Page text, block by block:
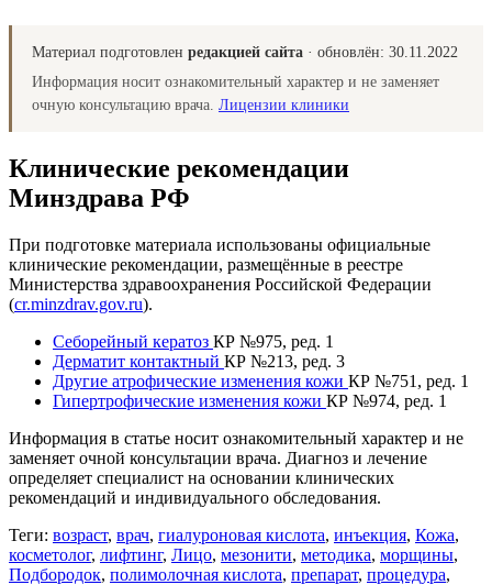
Материал подготовлен редакцией сайта · обновлён: 30.11.2022
Информация носит ознакомительный характер и не заменяет
очную консультацию врача. Лицензии клиники
Клинические рекомендации
Минздрава РФ
При подготовке материала использованы официальные
клинические рекомендации, размещённые в реестре
Министерства здравоохранения Российской Федерации
(cr.minzdrav.gov.ru).
Себорейный кератоз КР №975, ред. 1
Дерматит контактный КР №213, ред. 3
Другие атрофические изменения кожи КР №751, ред. 1
Гипертрофические изменения кожи КР №974, ред. 1
Информация в статье носит ознакомительный характер и не
заменяет очной консультации врача. Диагноз и лечение
определяет специалист на основании клинических
рекомендаций и индивидуального обследования.
Теги: возраст, врач, гиалуроновая кислота, инъекция, Кожа,
косметолог, лифтинг, Лицо, мезонити, методика, морщины,
Подбородок, полимолочная кислота, препарат, процедура,